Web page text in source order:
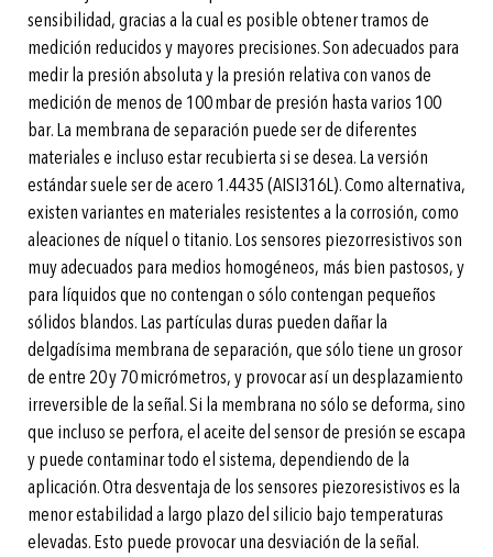
sensibilidad, gracias a la cual es posible obtener tramos de
medición reducidos y mayores precisiones. Son adecuados para
medir la presión absoluta y la presión relativa con vanos de
medición de menos de 100 mbar de presión hasta varios 100
bar. La membrana de separación puede ser de diferentes
materiales e incluso estar recubierta si se desea. La versión
estándar suele ser de acero 1.4435 (AISI316L). Como alternativa,
existen variantes en materiales resistentes a la corrosión, como
aleaciones de níquel o titanio. Los sensores piezorresistivos son
muy adecuados para medios homogéneos, más bien pastosos, y
para líquidos que no contengan o sólo contengan pequeños
sólidos blandos. Las partículas duras pueden dañar la
delgadísima membrana de separación, que sólo tiene un grosor
de entre 20 y 70 micrómetros, y provocar así un desplazamiento
irreversible de la señal. Si la membrana no sólo se deforma, sino
que incluso se perfora, el aceite del sensor de presión se escapa
y puede contaminar todo el sistema, dependiendo de la
aplicación. Otra desventaja de los sensores piezoresistivos es la
menor estabilidad a largo plazo del silicio bajo temperaturas
elevadas. Esto puede provocar una desviación de la señal.